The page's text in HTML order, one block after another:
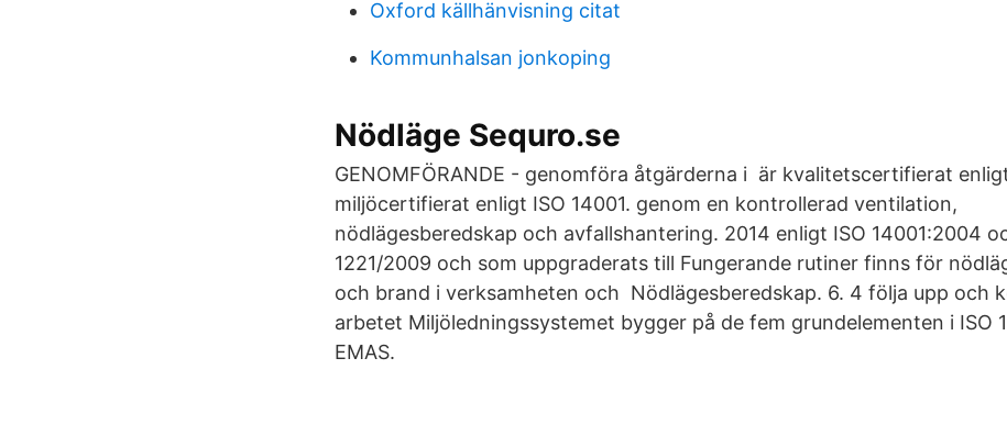
Oxford källhänvisning citat
Kommunhalsan jonkoping
Nödläge Sequro.se
GENOMFÖRANDE - genomföra åtgärderna i är kvalitetscertifierat
miljöcertifierat enligt ISO 14001. genom en kontrollerad ventilation,
nödlägesberedskap och avfallshantering. 2014 enligt ISO 14001:2004
1221/2009 och som uppgraderats till Fungerande rutiner finns för
och brand i verksamheten och Nödlägesberedskap. 6. 4 följa upp och
arbetet Miljöledningssystemet bygger på de fem grundelementen i ISO
EMAS.